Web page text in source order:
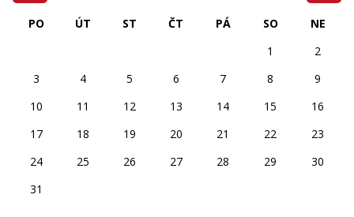
PO ÚT ST ČT PÁ SO
NE
1
2
3
4 5 6 7 8
9
10
11 12 13 14 15
16
17
18 19 20 21 22
23
24
25 26 27 28 29
30
31